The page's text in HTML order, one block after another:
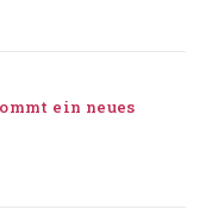
ein neues